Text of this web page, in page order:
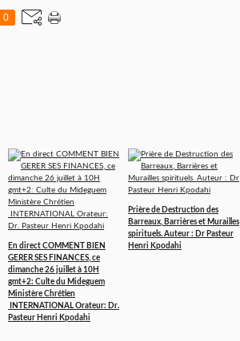
0
En direct COMMENT BIEN
GERER SES FINANCES, ce
dimanche 26 juillet à 10H
gmt+2: Culte du Mideguem
Ministère Chrétien
INTERNATIONAL Orateur: Dr.
Pasteur Henri Kpodahi
Prière de Destruction des
Barreaux, Barrières et Murailles
spirituels. Auteur : Dr Pasteur
Henri Kpodahi